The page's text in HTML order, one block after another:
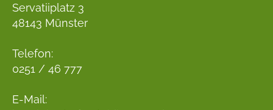
Servatiiplatz 3
48143 Münster
Telefon:
0251 / 46 777
E-Mail: